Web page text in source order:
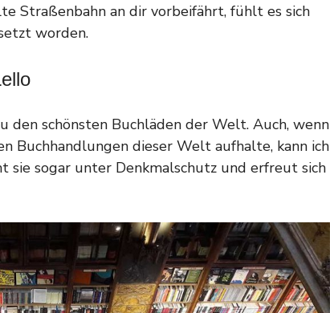
Straßenbahn an dir vorbeifährt, fühlt es sich
worden.
den schönsten Buchläden der Welt. Auch, wenn
Buchhandlungen dieser Welt aufhalte, kann ich
sie sogar unter Denkmalschutz und erfreut sich